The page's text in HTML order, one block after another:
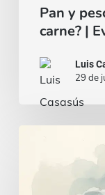
Pan y
carne? |
Luis
29 de